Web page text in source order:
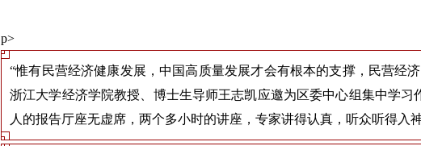
p>
“惟有民营经济健康发展，中国高质量发展才会有根本的支撑，民营经
浙江大学经济学院教授、博士生导师王志凯应邀为区委中心组集中学
人的报告厅座无虚席，两个多小时的讲座，专家讲得认真，听众听得入神